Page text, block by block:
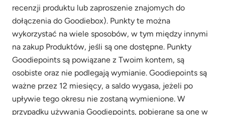
recenzji produktu lub zaproszenie znajomych do
dołączenia do Goodiebox). Punkty te można
wykorzystać na wiele sposobów, w tym między innymi
na zakup Produktów, jeśli są one dostępne. Punkty
Goodiepoints są powiązane z Twoim kontem, są
osobiste oraz nie podlegają wymianie. Goodiepoints są
ważne przez 12 miesięcy, a saldo wygasa, jeżeli po
upływie tego okresu nie zostaną wymienione. W
przypadku używania Goodiepoints, pobierane są one w